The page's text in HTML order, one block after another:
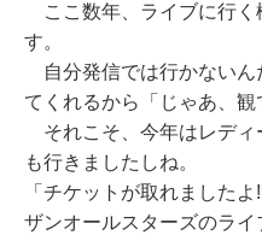
ここ数年、ライブに行く
す。
自分発信では行かないん
てくれるから「じゃあ、観
それこそ、今年はレディ
も行きましたしね。
「チケットが取れました
ザンオールスターズのラ